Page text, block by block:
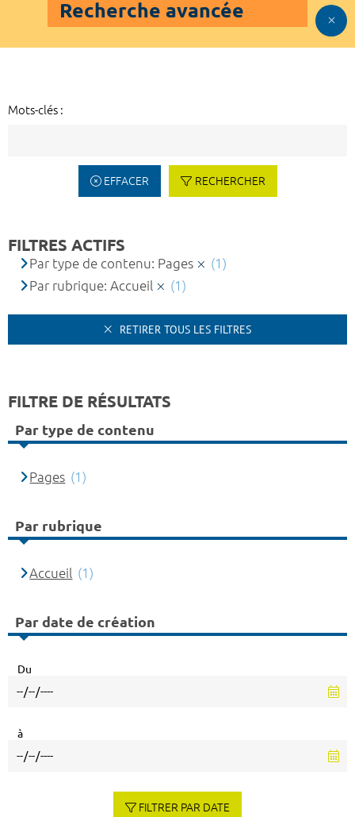
Recherche avancée
Mots-clés :
EFFACER RECHERCHER
FILTRES ACTIFS
Par type de contenu: Pages
(1)
Par rubrique: Accueil
(1)
RETIRER TOUS LES FILTRES
FILTRE DE RÉSULTATS
Par type de contenu
Pages (1)
Par rubrique
Accueil (1)
Par date de création
Du
à
FILTRER PAR DATE